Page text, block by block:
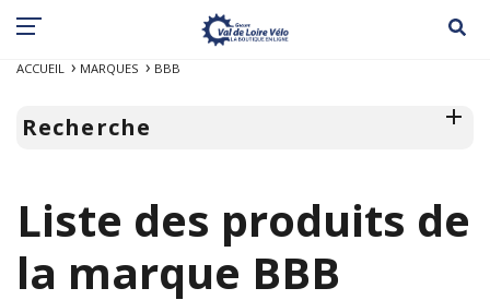
ACCUEIL MARQUES BBB
Recherche
Liste des produits de
la marque BBB